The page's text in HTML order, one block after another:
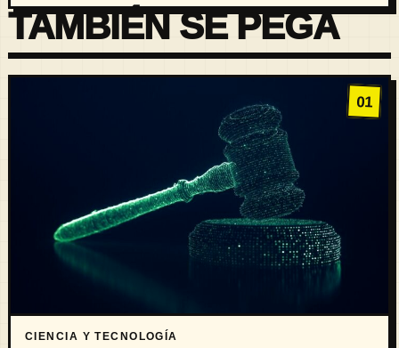
TAMBIÉN SE PEGA
01
CIENCIA Y TECNOLOGÍA